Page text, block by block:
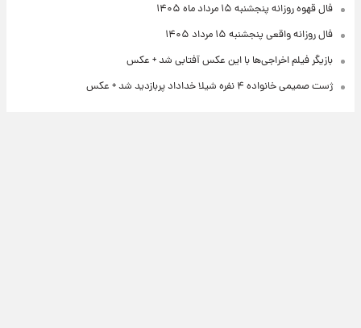
فال قهوه روزانه پنجشنبه ۱۵ مرداد ماه ۱۴۰۵
فال روزانه واقعی پنجشنبه ۱۵ مرداد ۱۴۰۵
بازیگر فیلم اخراجی‌ها با این عکس آفتابی شد + عکس
ژست صمیمی خانواده ۴ نفره شیلا خداداد پربازدید شد + عکس